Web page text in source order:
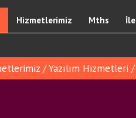
Hizmetlerimiz Mths
/Yazılım Hizmetleri /